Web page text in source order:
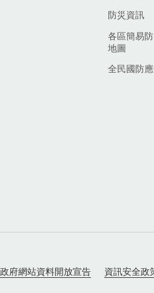
防災資訊
各區簡易
地圖
全民國防
政府網站資料開放宣告 資訊安全政